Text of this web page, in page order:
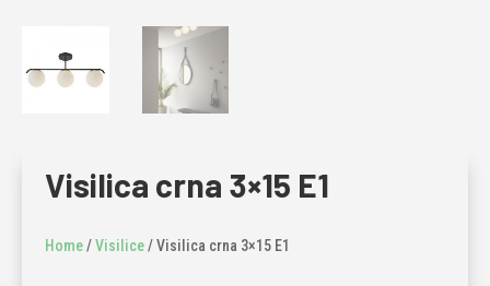
Visilica crna 3×15 E1
Home/Visilice/ Visilica crna 3×15 E1